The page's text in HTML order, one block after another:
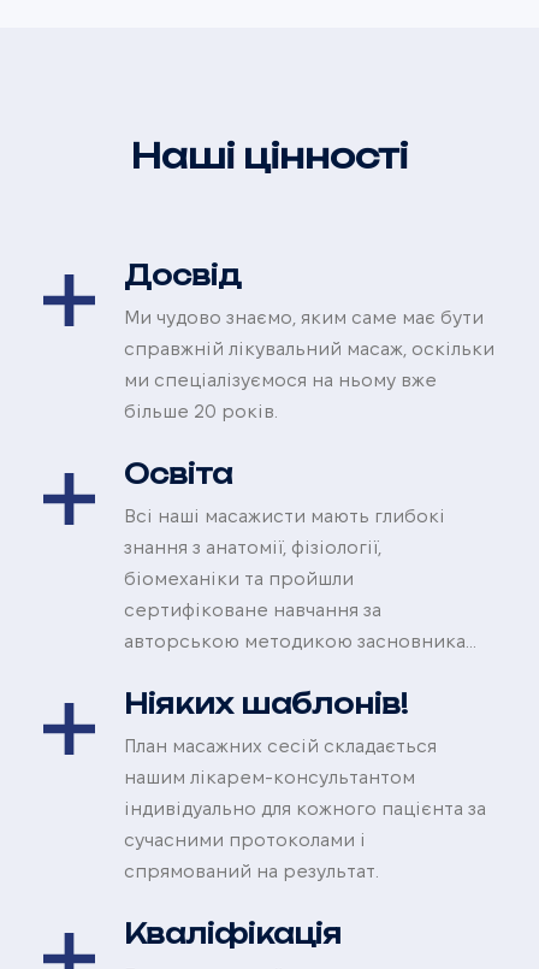
Наші цінності
Досвід
Ми чудово знаємо, яким саме має бути
справжній лікувальний масаж, оскільки
ми спеціалізуємося на ньому вже
більше 20 років.
Освіта
Всі наші масажисти мають глибокі
знання з анатомії, фізіології,
біомеханіки та пройшли
сертифіковане навчання за
авторською методикою засновника
Ніяких шаблонів!
План масажних сесій складається
нашим лікарем-консультантом
індивідуально для кожного пацієнта за
сучасними протоколами і
спрямований на результат.
Кваліфікація